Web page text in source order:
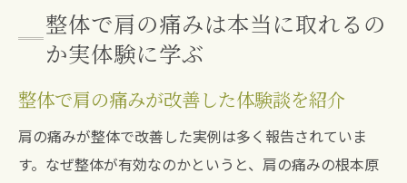
整体で肩の痛みは本当に取れるの
か実体験に学ぶ
整体で肩の痛みが改善した体験談を紹介
肩の痛みが整体で改善した実例は多く報告されていま
す。なぜ整体が有効なのかというと、肩の痛みの根本原